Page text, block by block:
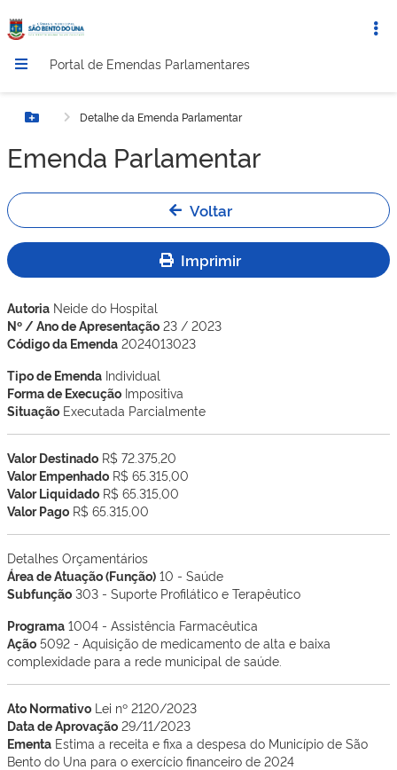
Portal de Emendas Parlamentares
Botão MenuDetalhe da Emenda Parlamentar
Emenda Parlamentar
Voltar
Imprimir
Autoria Neide do Hospital
Nº / Ano de Apresentação 23 / 2023
Código da Emenda 2024013023
Tipo de Emenda Individual
Forma de Execução Impositiva
Situação Executada Parcialmente
Valor Destinado R$ 72.375,20
Valor Empenhado R$ 65.315,00
Valor Liquidado R$ 65.315,00
Valor Pago R$ 65.315,00
Detalhes Orçamentários
Área de Atuação (Função) 10 - Saúde
Subfunção 303 - Suporte Profilático e Terapêutico
Programa 1004 - Assistência Farmacêutica
Ação 5092 - Aquisição de medicamento de alta e baixa
complexidade para a rede municipal de saúde.
Ato Normativo Lei nº 2120/2023
Data de Aprovação 29/11/2023
Ementa Estima a receita e fixa a despesa do Município de São
Bento do Una para o exercício financeiro de 2024